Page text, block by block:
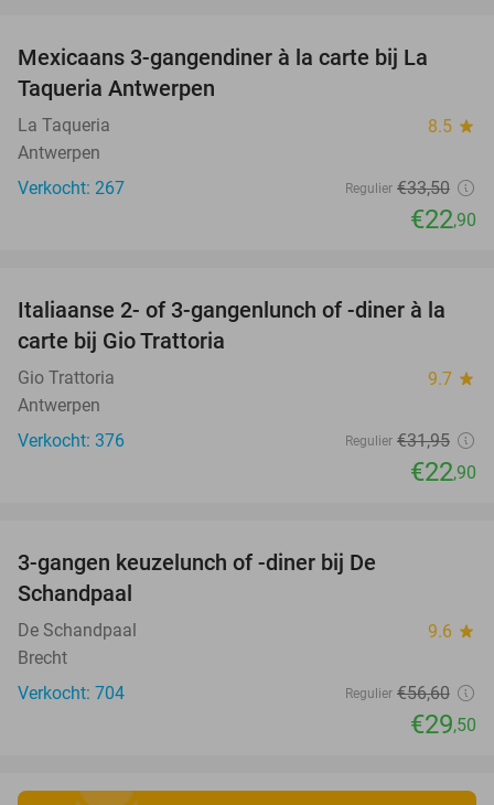
32%
Mexicaans 3-gangendiner à la carte bij La
Taqueria Antwerpen
La Taqueria 8.5 star
Antwerpen
Verkocht: 267
Regulier €33,50
€22,90
28%
Italiaanse 2- of 3-gangenlunch of -diner à la
carte bij Gio Trattoria
Gio Trattoria 9.7 star
Antwerpen
Verkocht: 376
Regulier €31,95
€22,90
3-gangen keuzelunch of -diner bij De
Schandpaal
De Schandpaal 9.6 star
Brecht
Verkocht: 704
Regulier €56,60
€29,50